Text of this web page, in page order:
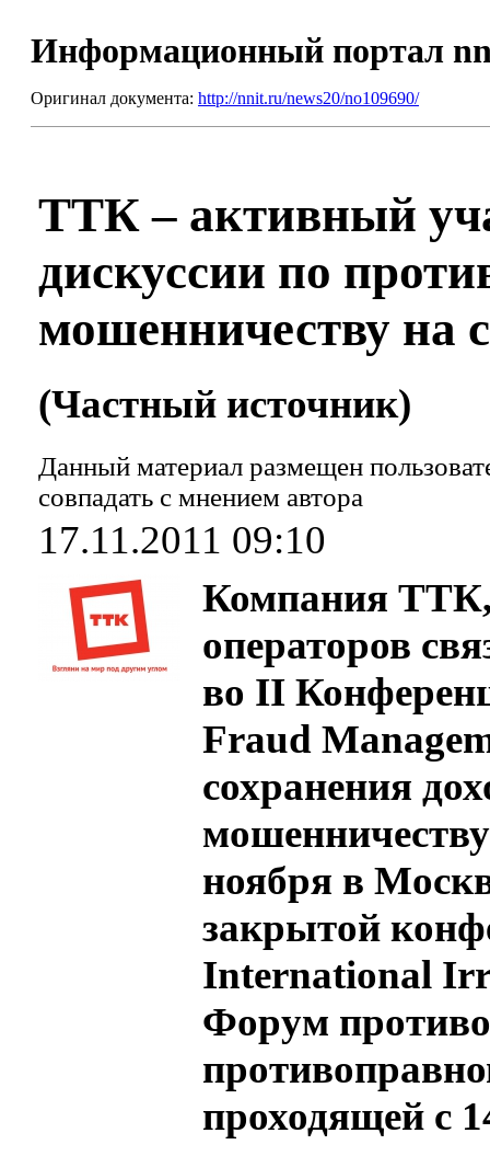
Информационный портал
Оригинал документа: http://nnit.ru/news20/no109690/
ТТК – активный
дискуссии по
мошенничеству на
(Частный источник)
Данный материал размещен
совпадать с мнением автора
17.11.2011 09:10
Компания
операторов
во II
Fraud
сохранения
ноября в
закрытой
International
Форум
проходящей с